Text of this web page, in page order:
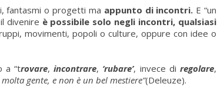
fantasmi o progetti ma appunto di incontri. E “un
divenire è possibile solo negli incontri, qualsiasi
movimenti, popoli o culture, oppure con idee o
a “trovare,incontrare, ‘rubare’, invece diregolare,
gente, e non è un bel mestiere”(Deleuze).